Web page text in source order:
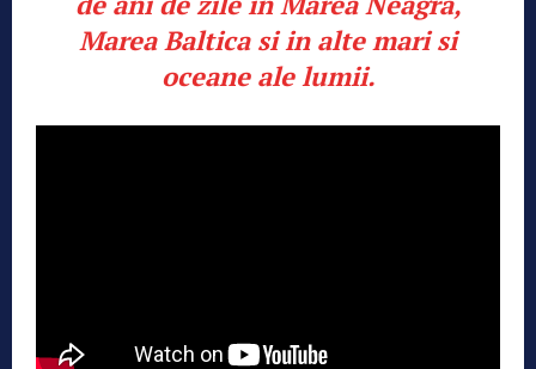
Marea Baltica si in alte mari si
oceane ale lumii.